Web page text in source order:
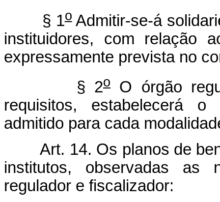
§ 1oAdmitir-se-á
instituidores, com relação
expressamente prevista no
§ 2oO órgão
requisitos, estabelecerá
admitido para cada
Art. 14. Os planos de
institutos, observadas as
regulador e fiscalizador: